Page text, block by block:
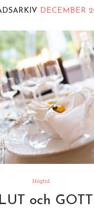
DECEMBER
Högtid
och